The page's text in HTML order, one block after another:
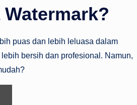
puas dan lebih leluasa dalam
bersih dan profesional. Namun,